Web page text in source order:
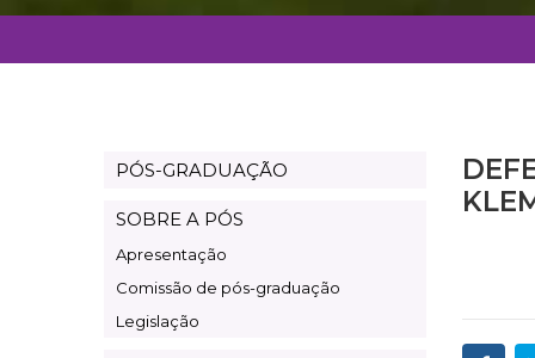
Graduação
PÓS-GRADUAÇÃO
SOBRE A PÓS
Apresentação
Comissão de pós-graduação
Legislação